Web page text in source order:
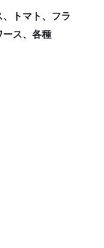
トマト、 フラ
ース、各種